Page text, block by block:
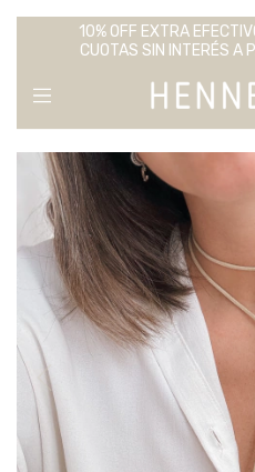
10% OFF EXTRA
CUOTAS SIN INTERÉS A